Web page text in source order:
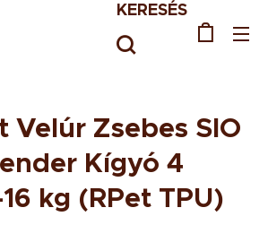
KERESÉS
Velúr Zsebes SIO
Kígyó 4
kg (RPet TPU)